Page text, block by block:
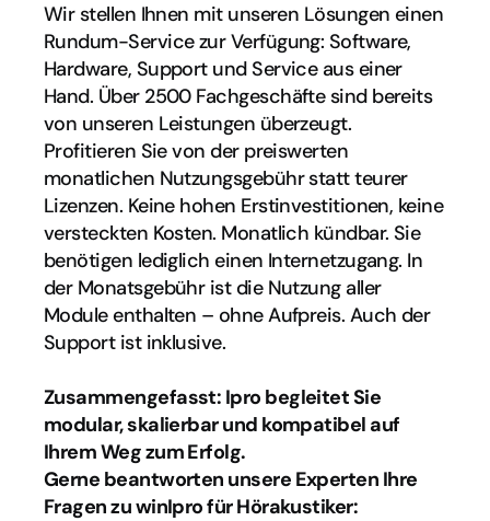
Wir stellen Ihnen mit unseren Lösungen einen
Rundum-Service zur Verfügung: Software,
Hardware, Support und Service aus einer
Hand. Über 2500 Fachgeschäfte sind bereits
von unseren Leistungen überzeugt.
Profitieren Sie von der preiswerten
monatlichen Nutzungsgebühr statt teurer
Lizenzen. Keine hohen Erstinvestitionen, keine
versteckten Kosten. Monatlich kündbar. Sie
benötigen lediglich einen Internetzugang. In
der Monatsgebühr ist die Nutzung aller
Module enthalten – ohne Aufpreis. Auch der
Support ist inklusive.
Zusammengefasst: Ipro begleitet Sie
modular, skalierbar und kompatibel auf
Ihrem Weg zum Erfolg.
Gerne beantworten unsere Experten Ihre
Fragen zu winIpro für Hörakustiker: